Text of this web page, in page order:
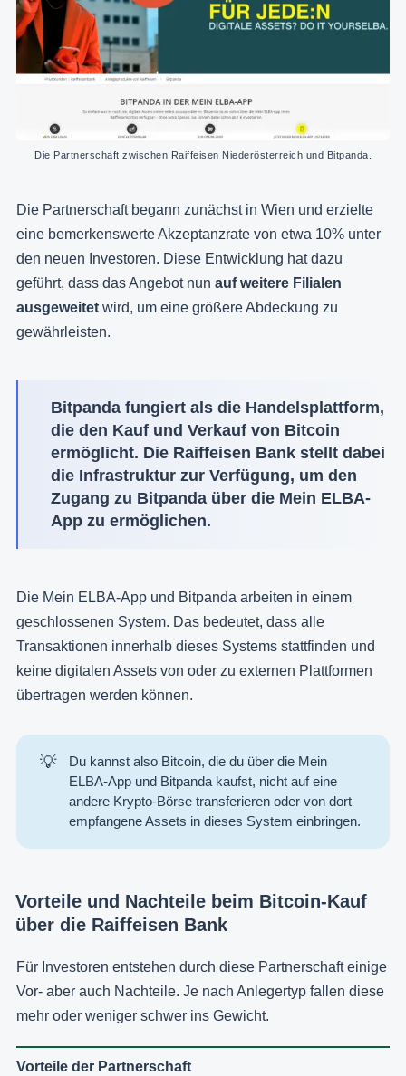
Die Partnerschaft zwischen Raiffeisen Niederösterreich und Bitpanda.
Die Partnerschaft begann zunächst in Wien und erzielte
eine bemerkenswerte Akzeptanzrate von etwa 10% unter
den neuen Investoren. Diese Entwicklung hat dazu
geführt, dass das Angebot nun auf weitere Filialen
ausgeweitet wird, um eine größere Abdeckung zu
gewährleisten.
Bitpanda fungiert als die Handelsplattform,
die den Kauf und Verkauf von Bitcoin
ermöglicht. Die Raiffeisen Bank stellt dabei
die Infrastruktur zur Verfügung, um den
Zugang zu Bitpanda über die Mein ELBA-
App zu ermöglichen.
Die Mein ELBA-App und Bitpanda arbeiten in einem
geschlossenen System. Das bedeutet, dass alle
Transaktionen innerhalb dieses Systems stattfinden und
keine digitalen Assets von oder zu externen Plattformen
übertragen werden können.
💡
Du kannst also Bitcoin, die du über die Mein
ELBA-App und Bitpanda kaufst, nicht auf eine
andere Krypto-Börse transferieren oder von dort
empfangene Assets in dieses System einbringen.
Vorteile und Nachteile beim Bitcoin-Kauf
über die Raiffeisen Bank
Für Investoren entstehen durch diese Partnerschaft einige
Vor- aber auch Nachteile. Je nach Anlegertyp fallen diese
mehr oder weniger schwer ins Gewicht.
Vorteile der Partnerschaft